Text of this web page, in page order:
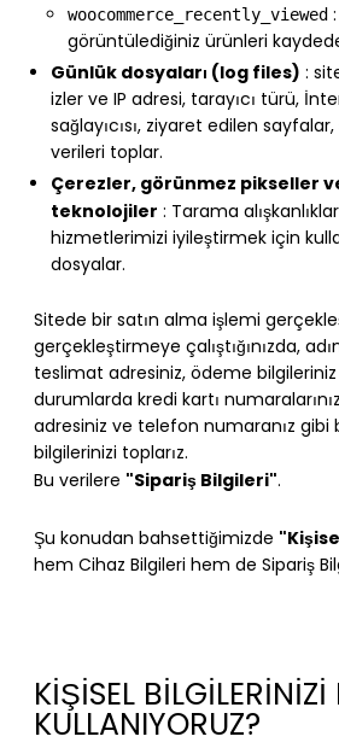
woocommerce_recently_viewed
görüntülediğiniz ürünleri
Günlük dosyaları (log files) :
izler ve IP adresi, tarayıcı türü,
sağlayıcısı, ziyaret edilen
verileri toplar.
Çerezler, görünmez pikseller
teknolojiler : Tarama
hizmetlerimizi iyileştirmek için
dosyalar.
Sitede bir satın alma işlemi
gerçekleştirmeye çalıştığınızda,
teslimat adresiniz, ödeme
durumlarda kredi kartı
adresiniz ve telefon numaranız gibi
bilgilerinizi toplarız.
Bu verilere "Sipariş Bilgileri".
Şu konudan bahsettiğimizde
hem Cihaz Bilgileri hem de Sipariş
KİŞİSEL
KULLANIYORUZ?